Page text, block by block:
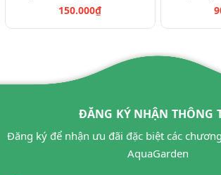
150.000₫
ĐĂNG KÝ NHẬN THÔNG
Đăng ký để nhận ưu đãi đặc biệt các
AquaGarden